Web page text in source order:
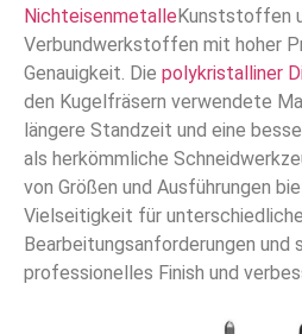
NichteisenmetalleKunststoffen
Verbundwerkstoffen mit hoher
Genauigkeit. Die polykristalliner
den Kugelfräsern verwendete
längere Standzeit und eine
als herkömmliche
von Größen und Ausführungen
Vielseitigkeit für unterschiedliche
Bearbeitungsanforderungen und
professionelles Finish und